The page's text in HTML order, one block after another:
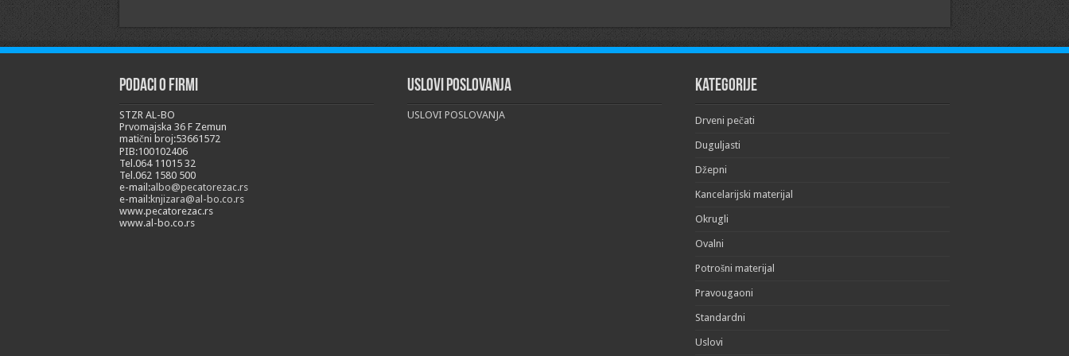
Podaci o firmi
STZR AL-BO
Prvomajska 36 F Zemun
matični broj:53661572
PIB:100102406
Tel.064 11015 32
Tel.062 1580 500
e-mail:albo@pecatorezac.rs
e-mail:knjizara@al-bo.co.rs
www.pecatorezac.rs
www.al-bo.co.rs
Uslovi poslovanja
USLOVI POSLOVANJA
Kategorije
Drveni pečati
Duguljasti
Džepni
Kancelarijski materijal
Okrugli
Ovalni
Potrošni materijal
Pravougaoni
Standardni
Uslovi